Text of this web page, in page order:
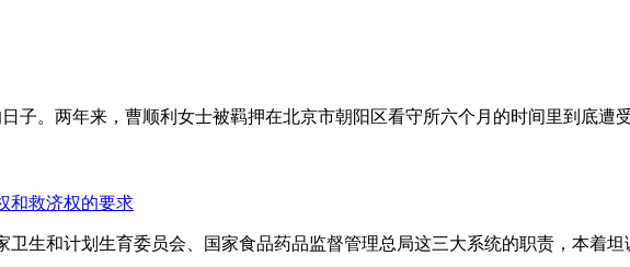
子。两年来，曹顺利女士被羁押在北京市朝阳区看守所六个月的时间里到底
和救济权的要求
生和计划生育委员会、国家食品药品监督管理总局这三大系统的职责，本着